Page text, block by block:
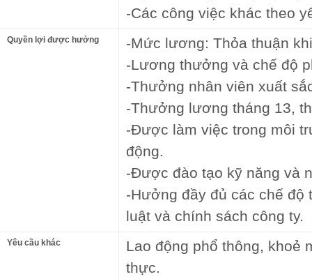
-Các công việc khác theo
Quyền lợi được hưởng
-Mức lương: Thỏa thuận
-Lương thưởng và chế độ
-Thưởng nhân viên xuất
-Thưởng lương tháng 13,
-Được làm việc trong môi
động.
-Được đào tạo kỹ năng và
-Hưởng đầy đủ các chế độ
luật và chính sách công ty.
Yêu cầu khác
Lao động phổ thông, khoẻ
thực.